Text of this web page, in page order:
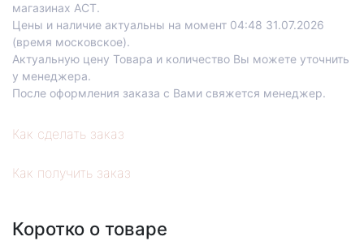
магазинах АСТ.
Цены и наличие актуальны на момент 04:48 31.07.2026
(время московское).
Актуальную цену Товара и количество Вы можете уточнить
у менеджера.
После оформления заказа с Вами свяжется менеджер.
Как сделать заказ
Как получить заказ
Коротко о товаре